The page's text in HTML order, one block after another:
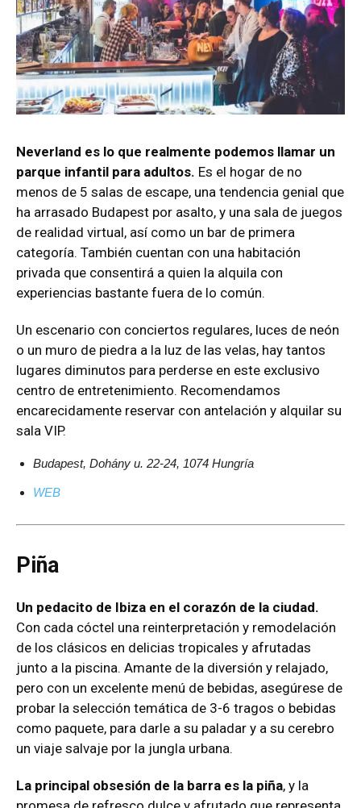
Neverland es lo que realmente podemos llamar un
parque infantil para adultos. Es el hogar de no
menos de 5 salas de escape, una tendencia genial que
ha arrasado Budapest por asalto, y una sala de juegos
de realidad virtual, así como un bar de primera
categoría. También cuentan con una habitación
privada que consentirá a quien la alquila con
experiencias bastante fuera de lo común.
Un escenario con conciertos regulares, luces de neón
o un muro de piedra a la luz de las velas, hay tantos
lugares diminutos para perderse en este exclusivo
centro de entretenimiento. Recomendamos
encarecidamente reservar con antelación y alquilar su
sala VIP.
Budapest, Dohány u. 22-24, 1074 Hungría
WEB
Piña
Un pedacito de Ibiza en el corazón de la ciudad.
Con cada cóctel una reinterpretación y remodelación
de los clásicos en delicias tropicales y afrutadas
junto a la piscina. Amante de la diversión y relajado,
pero con un excelente menú de bebidas, asegúrese de
probar la selección temática de 3-6 tragos o bebidas
como paquete, para darle a su paladar y a su cerebro
un viaje salvaje por la jungla urbana.
La principal obsesión de la barra es la piña, y la